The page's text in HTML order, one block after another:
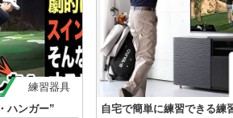
練習器具
ハンガー”
自宅で簡単に練習できる練